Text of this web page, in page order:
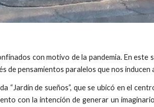
con motivo de la pandemia. En este
pensamientos paralelos que nos
de sueños”, que se ubicó en el
con la intención de generar un